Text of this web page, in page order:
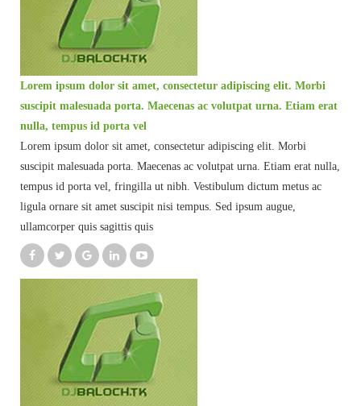
Lorem ipsum dolor sit amet, consectetur adipiscing elit. Morbi
suscipit malesuada porta. Maecenas ac volutpat urna. Etiam erat
nulla, tempus id porta vel
Lorem ipsum dolor sit amet, consectetur adipiscing elit. Morbi
suscipit malesuada porta. Maecenas ac volutpat urna. Etiam erat nulla,
tempus id porta vel, fringilla ut nibh. Vestibulum dictum metus ac
ligula ornare sit amet suscipit nisi tempus. Sed ipsum augue,
ullamcorper quis sagittis quis